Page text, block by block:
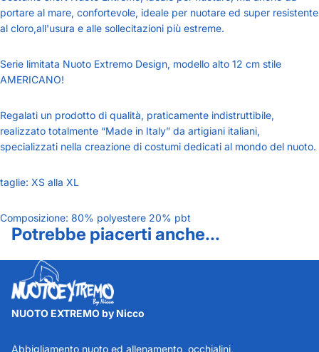
portare al mare, confortevole, ideale per nuotare ed super resistente
al cloro,all'usura e alle sollecitazioni più estreme.
Serie limitata Nuoto Extremo Design, modello alto 12 cm stile
AMERICANO!
Regalati un prodotto di qualità, praticamente indistruttibile,
realizzato totalmente “Made in Italy” da artigiani italiani,
specializzati nella creazione di costumi dedicati al mondo del nuoto.
taglie: XS alla XL
Composizione: 80% polyestere 20% pbt
Potrebbe piacerti anche...
NUOTO EXTREMO by Nicco
Abbigliamento nuoto ed allenamento, occhialini,